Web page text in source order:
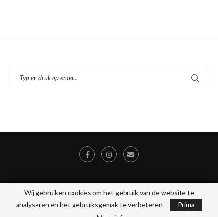
© 2026 - Alle rechten voorbehouden, Stichting Toegankelijk Uit Eten, KVK
78046475
Wij gebruiken cookies om het gebruik van de website te
analyseren en het gebruiksgemak te verbeteren.
Prima
Wij gebruiken cookies om het gebruik van de website te
analyseren en het gebruiksgemak te verbeteren.
Prima